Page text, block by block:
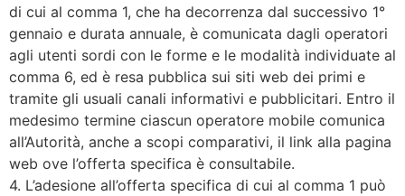
di cui al comma 1, che ha decorrenza dal successivo 1°
gennaio e durata annuale, è comunicata dagli operatori
agli utenti sordi con le forme e le modalità individuate al
comma 6, ed è resa pubblica sui siti web dei primi e
tramite gli usuali canali informativi e pubblicitari. Entro il
medesimo termine ciascun operatore mobile comunica
all’Autorità, anche a scopi comparativi, il link alla pagina
web ove l’offerta specifica è consultabile.
4. L’adesione all’offerta specifica di cui al comma 1 può